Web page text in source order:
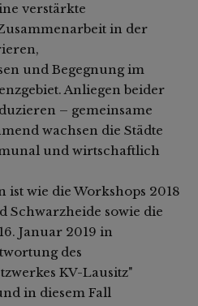
verstärkte
in der
und Begegnung im
Anliegen beider
– gemeinsame
wachsen die Städte
und wirtschaftlich
ist wie die Workshops 2018
Schwarzheide sowie die
Januar 2019 in
des
KV-Lausitz"
in diesem Fall